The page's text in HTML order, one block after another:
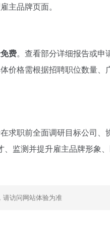
主品牌页面。
费。查看部分详细报告或申
体价格需根据招聘职位数量
在求职前全面调研目标公司
、监测并提升雇主品牌形象
请访问网站体验为准